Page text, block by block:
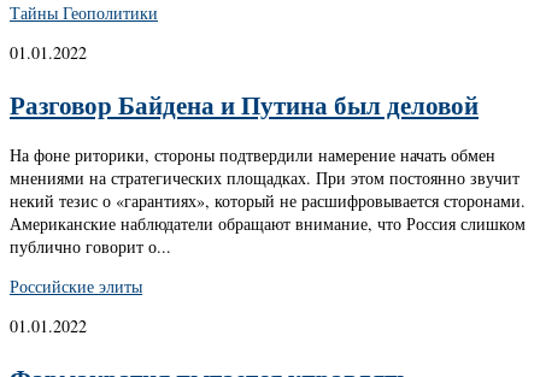
Тайны Геополитики
01.01.2022
Разговор Байдена и Путина был деловой
На фоне риторики, стороны подтвердили намерение начать обмен
мнениями на стратегических площадках. При этом постоянно звучит
некий тезис о «гарантиях», который не расшифровывается сторонами.
Американские наблюдатели обращают внимание, что Россия слишком
публично говорит о...
Российские элиты
01.01.2022